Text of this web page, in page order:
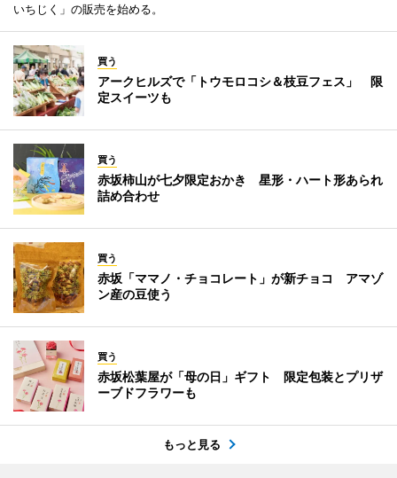
いちじく」の販売を始める。
買う
アークヒルズで「トウモロコシ＆枝豆フェス」 限
定スイーツも
買う
赤坂柿山が七夕限定おかき 星形・ハート形あられ
詰め合わせ
買う
赤坂「ママノ・チョコレート」が新チョコ アマゾ
ン産の豆使う
買う
赤坂松葉屋が「母の日」ギフト 限定包装とプリザ
ーブドフラワーも
もっと見る